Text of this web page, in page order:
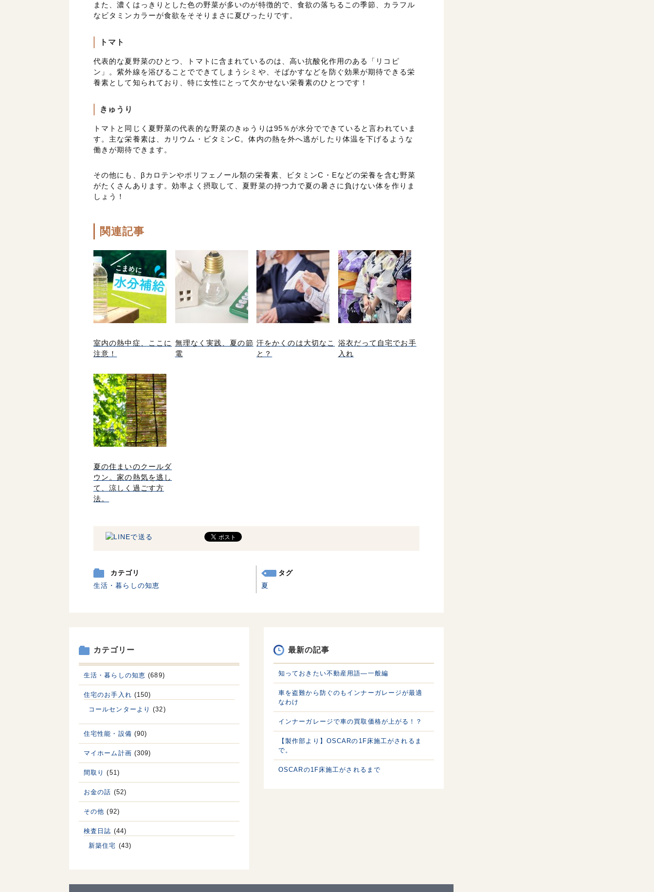
また、濃くはっきりとした色の野菜が多いのが特徴的で、食欲の落ちるこの季節、カラフル
なビタミンカラーが食欲をそそりまさに夏ぴったりです。
トマト
代表的な夏野菜のひとつ、トマトに含まれているのは、高い抗酸化作用のある「リコピ
ン」。紫外線を浴びることでできてしまうシミや、そばかすなどを防ぐ効果が期待できる栄
養素として知られており、特に女性にとって欠かせない栄養素のひとつです！
きゅうり
トマトと同じく夏野菜の代表的な野菜のきゅうりは95％が水分でできていると言われていま
す。主な栄養素は、カリウム・ビタミンC。体内の熱を外へ逃がしたり体温を下げるような
働きが期待できます。
その他にも、βカロテンやポリフェノール類の栄養素、ビタミンC・Eなどの栄養を含む野菜
がたくさんあります。効率よく摂取して、夏野菜の持つ力で夏の暑さに負けない体を作りま
しょう！
関連記事
室内の熱中症、ここに
注意！
無理なく実践、夏の節
電
汗をかくのは大切なこ
と？
浴衣だって自宅でお手
入れ
夏の住まいのクールダ
ウン。家の熱気を逃し
て、涼しく過ごす方
法。
カテゴリ
生活・暮らしの知恵
タグ
夏
最新の記事
知っておきたい不動産用語—一般編
車を盗難から防ぐのもインナーガレージが最適
なわけ
インナーガレージで車の買取価格が上がる！？
【製作部より】OSCARの1F床施工がされるま
で。
OSCARの1F床施工がされるまで
カテゴリー
生活・暮らしの知恵 (689)
住宅のお手入れ (150)
コールセンターより (32)
住宅性能・設備 (90)
マイホーム計画 (309)
間取り (51)
お金の話 (52)
その他 (92)
検査日誌 (44)
新築住宅 (43)